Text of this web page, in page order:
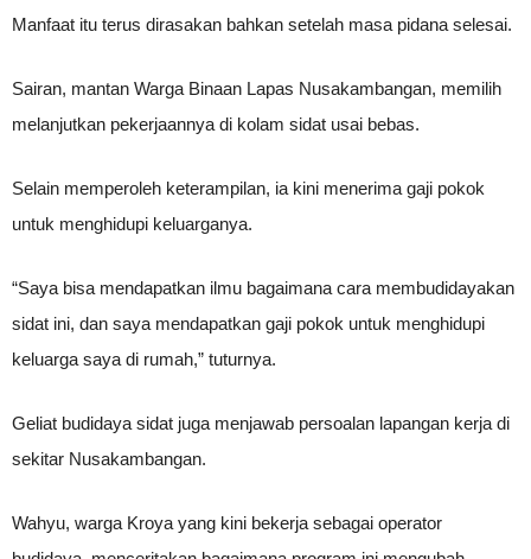
Manfaat itu terus dirasakan bahkan setelah masa pidana selesai.
Sairan, mantan Warga Binaan Lapas Nusakambangan, memilih
melanjutkan pekerjaannya di kolam sidat usai bebas.
Selain memperoleh keterampilan, ia kini menerima gaji pokok
untuk menghidupi keluarganya.
“Saya bisa mendapatkan ilmu bagaimana cara membudidayakan
sidat ini, dan saya mendapatkan gaji pokok untuk menghidupi
keluarga saya di rumah,” tuturnya.
Geliat budidaya sidat juga menjawab persoalan lapangan kerja di
sekitar Nusakambangan.
Wahyu, warga Kroya yang kini bekerja sebagai operator